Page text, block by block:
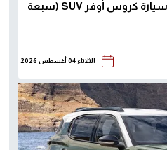
بعد طرح RX9 وفرونتيرا.. 22 سيارة كروس أوفر SUV (سبعة
الثلاثاء 04 أغسطس 2026